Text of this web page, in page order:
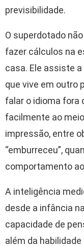
previsibilidade.
O superdotado
fazer cálculos na
casa. Ele assiste
que vive em outro
falar o idioma fora
facilmente ao
impressão, entre
“emburreceu”,
comportamento
A inteligência
desde a infância
capacidade de
além da